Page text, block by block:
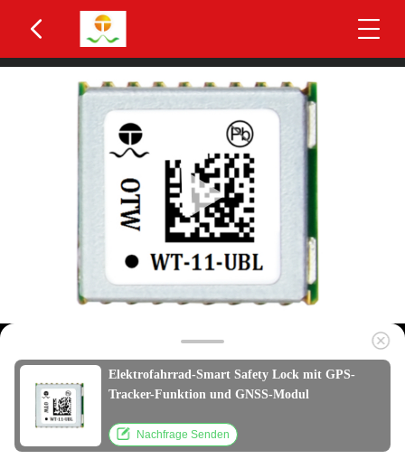
Elektrofahrrad-Smart Safety Lock mit GPS-
Tracker-Funktion und GNSS-Modul
Nachfrage Senden